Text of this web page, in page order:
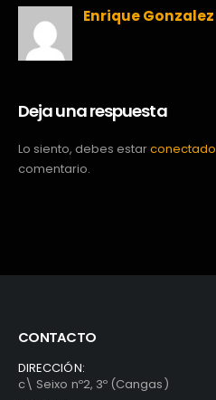
Enrique Gonzalez
Deja una respuesta
Lo siento, debes estarconectado
comentario.
CONTACTO
DIRECCIÓN:
c\ Seixo nº2, 3º (Cangas)